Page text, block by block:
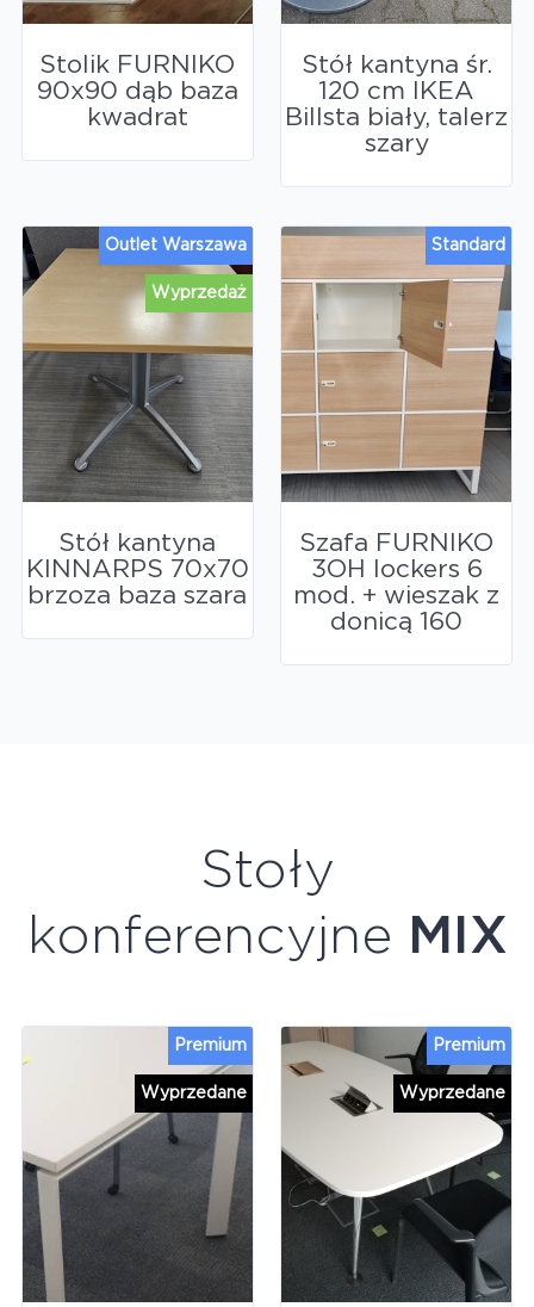
Stolik FURNIKO
90x90 dąb baza
kwadrat
Stół kantyna śr.
120 cm IKEA
Billsta biały, talerz
szary
Wyprzedaż
Outlet Warszawa
Stół kantyna
KINNARPS 70x70
brzoza baza szara
Standard
Szafa FURNIKO
3OH lockers 6
mod. + wieszak z
donicą 160
Stoły
konferencyjne MIX
Wyprzedane
Premium
Wyprzedane
Premium